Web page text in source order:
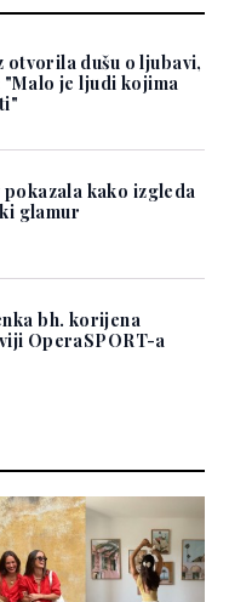
otvorila dušu o ljubavi,
je ljudi kojima
pokazala kako izgleda
glamur
bh. korijena
OperaSPORT-a